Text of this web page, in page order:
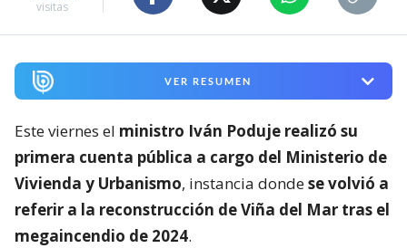
visitas
VER RESUMEN
Este viernes el ministro Iván Poduje realizó su
primera cuenta pública a cargo del Ministerio de
Vivienda y Urbanismo, instancia dondese volvió a
referir a la reconstrucción de Viña del Mar tras el
megaincendio de 2024.